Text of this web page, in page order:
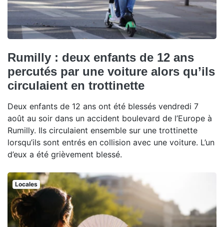
Rumilly : deux enfants de 12 ans
percutés par une voiture alors qu’ils
circulaient en trottinette
Deux enfants de 12 ans ont été blessés vendredi 7
août au soir dans un accident boulevard de l’Europe à
Rumilly. Ils circulaient ensemble sur une trottinette
lorsqu’ils sont entrés en collision avec une voiture. L’un
d’eux a été grièvement blessé.
Locales